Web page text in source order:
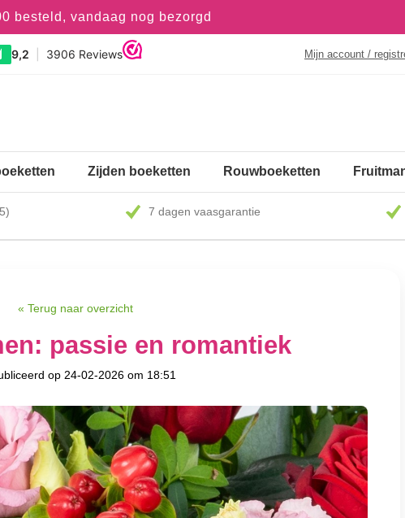
besteld, vandaag nog bezorgd
Mijn account /
Zijden boeketten Rouwboeketten
7 dagen vaasgarantie
« Terug naar overzicht
passie en romantiek
op 24-02-2026 om 18:51